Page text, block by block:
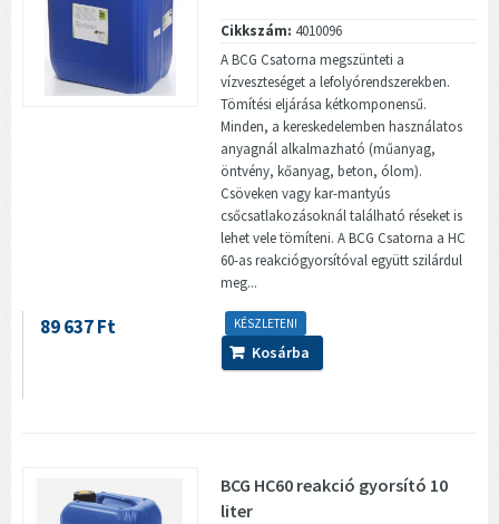
Cikkszám: 4010096
A BCG Csatorna megszünteti a
vízveszteséget a lefolyórendszerekben.
Tömítési eljárása kétkomponensű.
Minden, a kereskedelemben használatos
anyagnál alkalmazható (műanyag,
öntvény, kőanyag, beton, ólom).
Csöveken vagy kar-mantyús
csőcsatlakozásoknál található réseket is
lehet vele tömíteni. A BCG Csatorna a HC
60-as reakciógyorsítóval együtt szilárdul
meg...
KÉSZLETEN!
89 637 Ft
Kosárba
BCG HC60 reakció gyorsító 10
liter